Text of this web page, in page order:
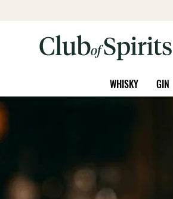
WHISKY GIN